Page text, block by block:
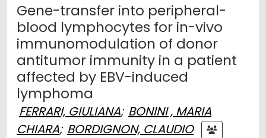
Gene-transfer into peripheral-
blood lymphocytes for in-vivo
immunomodulation of donor
antitumor immunity in a patient
affected by EBV-induced
lymphoma
FERRARI, GIULIANA; BONINI , MARIA
CHIARA; BORDIGNON, CLAUDIO